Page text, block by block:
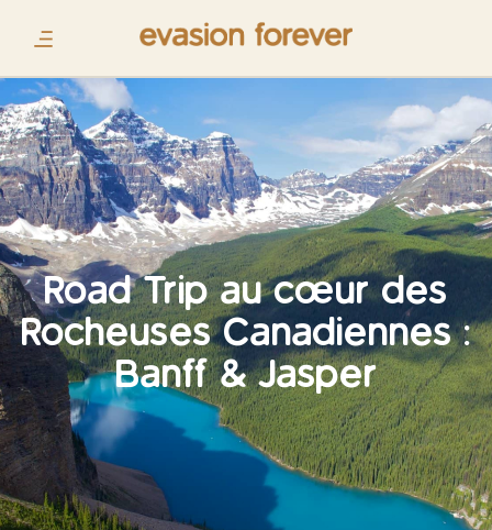
Road Trip au cœur des
Rocheuses Canadiennes :
Banff & Jasper